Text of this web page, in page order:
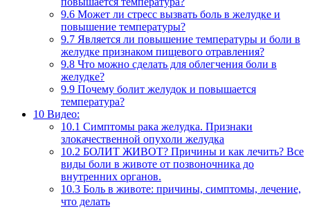
9.6 Может ли стресс вызвать боль в желудке и
повышение температуры?
9.7 Является ли повышение температуры и боли в
желудке признаком пищевого отравления?
9.8 Что можно сделать для облегчения боли в
желудке?
9.9 Почему болит желудок и повышается
температура?
10 Видео:
10.1 Симптомы рака желудка. Признаки
злокачественной опухоли желудка
10.2 БОЛИТ ЖИВОТ? Причины и как лечить? Все
виды боли в животе от позвоночника до
внутренних органов.
10.3 Боль в животе: причины, симптомы, лечение,
что делать